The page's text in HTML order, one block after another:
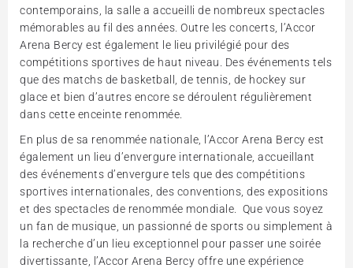
contemporains, la salle a accueilli de nombreux spectacles
mémorables au fil des années. Outre les concerts, l’Accor
Arena Bercy est également le lieu privilégié pour des
compétitions sportives de haut niveau. Des événements tels
que des matchs de basketball, de tennis, de hockey sur
glace et bien d’autres encore se déroulent régulièrement
dans cette enceinte renommée.
En plus de sa renommée nationale, l’Accor Arena Bercy est
également un lieu d’envergure internationale, accueillant
des événements d’envergure tels que des compétitions
sportives internationales, des conventions, des expositions
et des spectacles de renommée mondiale. Que vous soyez
un fan de musique, un passionné de sports ou simplement à
la recherche d’un lieu exceptionnel pour passer une soirée
divertissante, l’Accor Arena Bercy offre une expérience